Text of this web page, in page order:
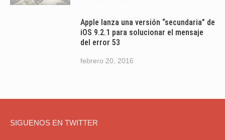
Apple lanza una versión “secundaria” de
iOS 9.2.1 para solucionar el mensaje
del error 53
febrero 20, 2016
SIGUENOS EN TWITTER